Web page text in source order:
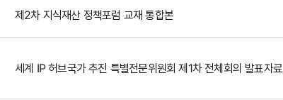
제2차 지식재산 정책포럼 교재 통합본
세계 IP 허브국가 추진 특별전문위원회 제1차 전체회의 발표자료